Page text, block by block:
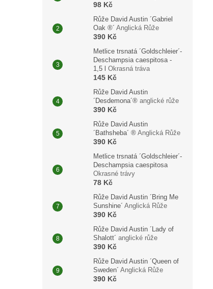
98 Kč
Růže David Austin ´Gabriel
Oak ®´ Anglická Růže
390 Kč
Metlice trsnatá ´Goldschleier´-
Deschampsia caespitosa -
1,5 l Okrasná tráva
145 Kč
Růže David Austin
´Desdemona´® anglické růže
390 Kč
Růže David Austin
´Bathsheba´ ® Anglická Růže
390 Kč
Metlice trsnatá ´Goldschleier´-
Deschampsia caespitosa
Okrasné trávy
78 Kč
Růže David Austin ´Bring Me
Sunshine´ Anglická Růže
390 Kč
Růže David Austin ´Lady of
Shalott´ anglické růže
390 Kč
Růže David Austin ´Queen of
Sweden´ Anglická Růže
390 Kč